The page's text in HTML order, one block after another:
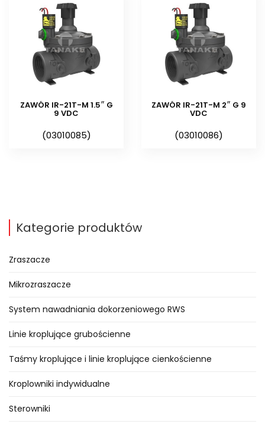
sterownikiem bateryjnym
Elektrozawory 9 VDC są
elektrozaworami
współpracującymi ze
sterownikami bateryjnymi do
systemów nawadniających.
Elektrozawory do sterowników
bateryjnych mają cewkę
energooszczędne co pozwala
bateryjnych do systemów
nawadniających
Główny podział elektrozaworów
ZAWÓR IR-21T-M 1.5″ G
9 VDC
(03010085)
ZAWÓR IR-21T-M 2″ G 9
VDC
(03010086)
Kategorie produktów
Zraszacze
Mikrozraszacze
System nawadniania dokorzeniowego RWS
Linie kroplujące grubościenne
Taśmy kroplujące i linie kroplujące cienkościenne
Kroplowniki indywidualne
Sterowniki